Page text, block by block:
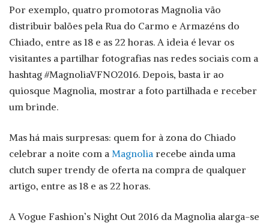
Por exemplo, quatro promotoras Magnolia vão
distribuir balões pela Rua do Carmo e Armazéns do
Chiado, entre as 18 e as 22 horas. A ideia é levar os
visitantes a partilhar fotografias nas redes sociais com a
hashtag #MagnoliaVFNO2016. Depois, basta ir ao
quiosque Magnolia, mostrar a foto partilhada e receber
um brinde.
Mas há mais surpresas: quem for à zona do Chiado
celebrar a noite com a Magnolia recebe ainda uma
clutch super trendy de oferta na compra de qualquer
artigo, entre as 18 e as 22 horas.
A Vogue Fashion’s Night Out 2016 da Magnolia alarga-se